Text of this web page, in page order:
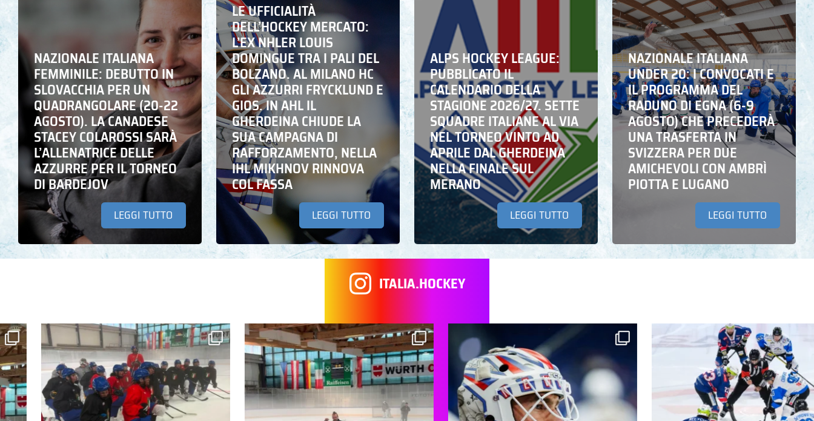
NAZIONALE ITALIANA
FEMMINILE: DEBUTTO IN
SLOVACCHIA PER UN
QUADRANGOLARE (20-22
AGOSTO). LA CANADESE
STACEY COLAROSSI SARÀ
L’ALLENATRICE DELLE
AZZURRE PER IL TORNEO
DI BARDEJOV
LEGGI TUTTO
LE UFFICIALITÀ
DELL’HOCKEY MERCATO:
L’EX NHLER LOUIS
DOMINGUE TRA I PALI DEL
BOLZANO. AL MILANO HC
GLI AZZURRI FRYCKLUND E
GIOS. IN AHL IL
GHERDEINA CHIUDE LA
SUA CAMPAGNA DI
RAFFORZAMENTO, NELLA
IHL MIKHNOV RINNOVA
COL FASSA
LEGGI TUTTO
ALPS HOCKEY LEAGUE:
PUBBLICATO IL
CALENDARIO DELLA
STAGIONE 2026/27. SETTE
SQUADRE ITALIANE AL VIA
NEL TORNEO VINTO AD
APRILE DAL GHERDEINA
NELLA FINALE SUL
MERANO
LEGGI TUTTO
NAZIONALE ITALIANA
UNDER 20: I CONVOCATI E
IL PROGRAMMA DEL
RADUNO DI EGNA (6-9
AGOSTO) CHE PRECEDERÀ
UNA TRASFERTA IN
SVIZZERA PER DUE
AMICHEVOLI CON AMBRÌ
PIOTTA E LUGANO
LEGGI TUTTO
ITALIA.HOCKEY